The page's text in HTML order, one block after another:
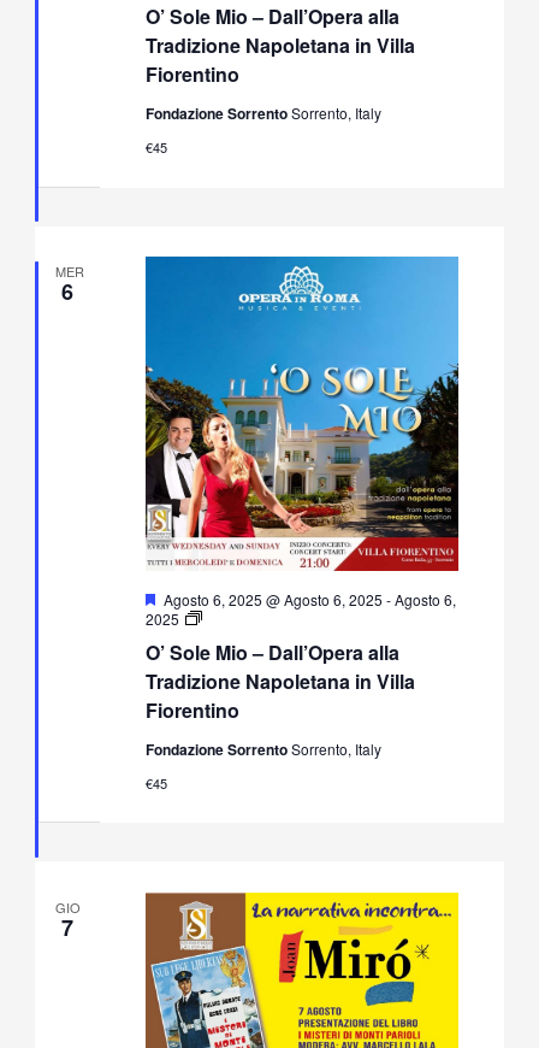
O’ Sole Mio – Dall’Opera alla
Tradizione Napoletana in Villa
Fiorentino
Mio
–
Dall’Opera
alla
Napoletana
Fondazione SorrentoSorrento, Italy
€45
MER
6
O’ Sole Mio – Dall’Opera alla
Tradizione Napoletana in Villa
Fiorentino
Segnalati
Agosto 6, 2025 @ Agosto 6, 2025 -Agosto 6,
2025
O’
Mio
–
Dall’Opera
alla
Napoletana
Fondazione SorrentoSorrento, Italy
€45
GIO
7